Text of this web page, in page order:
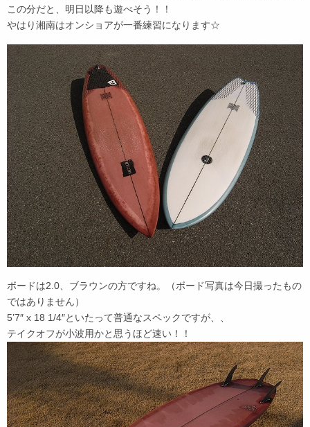
この分だと、明日以降も遊べそう！！
やはり湘南はオンショアが一番練習になります☆
ボードは2.0、ブラウンの方ですね。（ボード写真は今日撮ったもの
ではありません）
5’7″ x 18 1/4″といたって普通なスペックですが、、
テイクオフが小波用かと思うほど速い！！